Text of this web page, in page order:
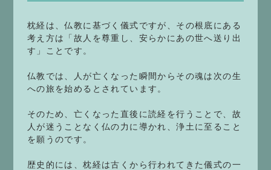
枕経は、仏教に基づく儀式ですが、その根底にある
考え方は「故人を尊重し、安らかにあの世へ送り出
す」ことです。
仏教では、人が亡くなった瞬間からその魂は次の生
への旅を始めるとされています。
そのため、亡くなった直後に読経を行うことで、故
人が迷うことなく仏の力に導かれ、浄土に至ること
を願うのです。
歴史的には、枕経は古くから行われてきた儀式の一